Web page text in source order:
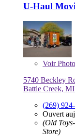
U-Haul
Voir
5740 Beckley
Battle Creek,
(269)
Ouvert
(Old
Store)